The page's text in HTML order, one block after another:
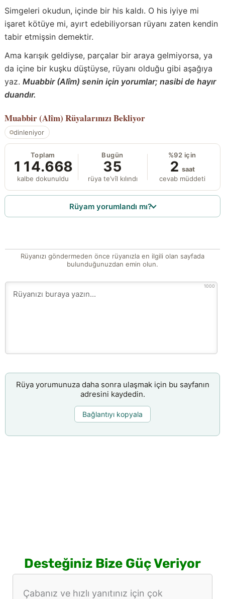
Simgeleri okudun, içinde bir his kaldı. O his iyiye mi
işaret kötüye mi, ayırt edebiliyorsan rüyanı zaten kendin
tabir etmişsin demektir.
Ama karışık geldiyse, parçalar bir araya gelmiyorsa, ya
da içine bir kuşku düştüyse, rüyanı olduğu gibi aşağıya
yaz. Muabbir (Alîm) senin için yorumlar; nasibi de hayır
duandır.
Muabbir (Alîm) Rüyalarınızı Bekliyor
dinleniyor
Toplam
114.668
kalbe dokunuldu
Bugün
35
rüya te’vîl kılındı
%92 için
2 saat
cevab müddeti
Rüyam yorumlandı mı?
Rüyanızı göndermeden önce rüyanızla en ilgili olan sayfada
bulunduğunuzdan emin olun.
1000
Rüya yorumunuza daha sonra ulaşmak için bu sayfanın
adresini kaydedin.
Bağlantıyı kopyala
Desteğiniz Bize Güç Veriyor
Çabanız ve hızlı yanıtınız için çok